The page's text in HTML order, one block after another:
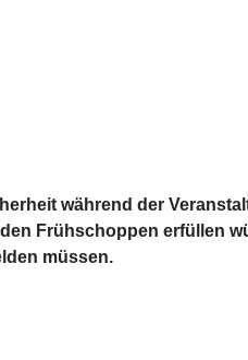
während der
Frühschoppen erfüllen
müssen.